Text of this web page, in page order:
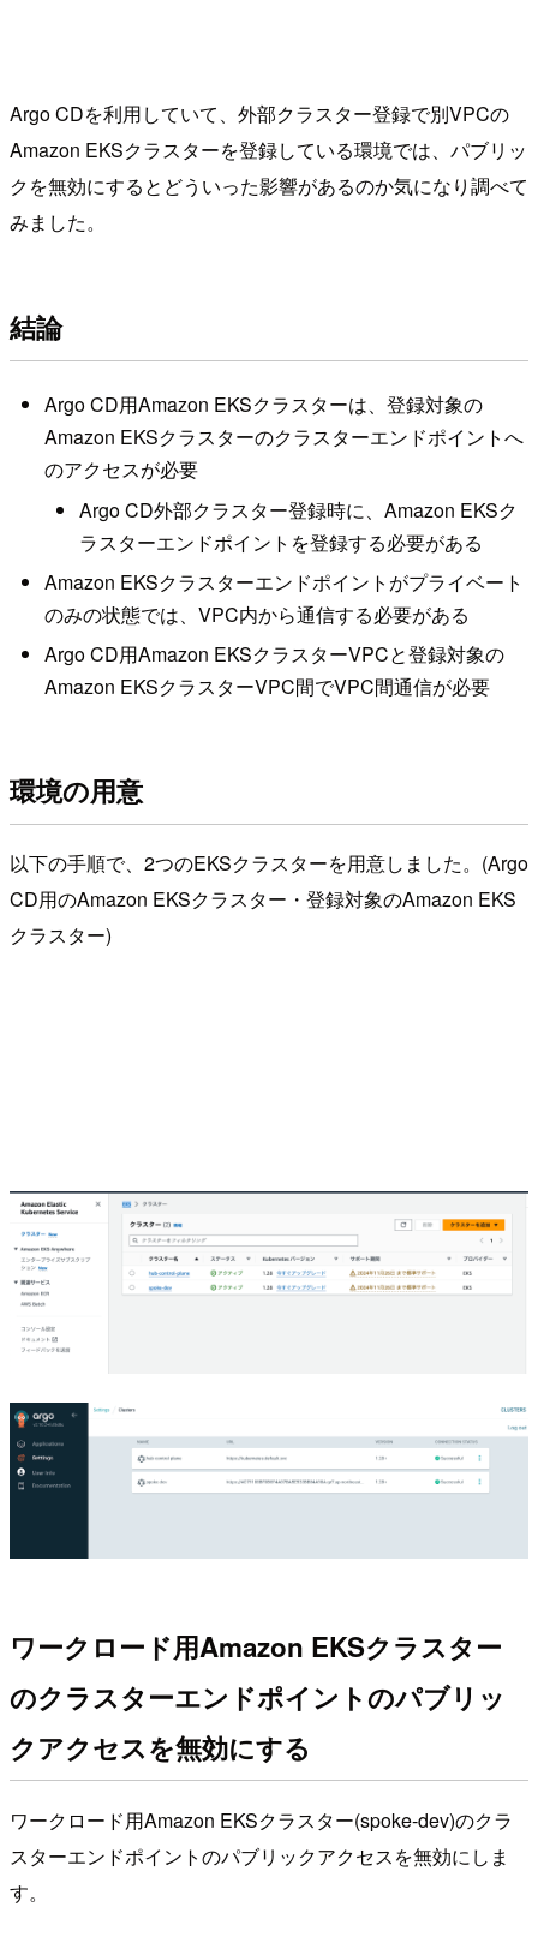
Argo CDを利用していて、外部クラスター登録で別VPCの
Amazon EKSクラスターを登録している環境では、パブリッ
クを無効にするとどういった影響があるのか気になり調べて
みました。
結論
Argo CD用Amazon EKSクラスターは、登録対象の
Amazon EKSクラスターのクラスターエンドポイントへ
のアクセスが必要
Argo CD外部クラスター登録時に、Amazon EKSク
ラスターエンドポイントを登録する必要がある
Amazon EKSクラスターエンドポイントがプライベート
のみの状態では、VPC内から通信する必要がある
Argo CD用Amazon EKSクラスターVPCと登録対象の
Amazon EKSクラスターVPC間でVPC間通信が必要
環境の用意
以下の手順で、2つのEKSクラスターを用意しました。(Argo
CD用のAmazon EKSクラスター・登録対象のAmazon EKS
クラスター)
ワークロード用Amazon EKSクラスター
のクラスターエンドポイントのパブリッ
クアクセスを無効にする
ワークロード用Amazon EKSクラスター(spoke-dev)のクラ
スターエンドポイントのパブリックアクセスを無効にしま
す。